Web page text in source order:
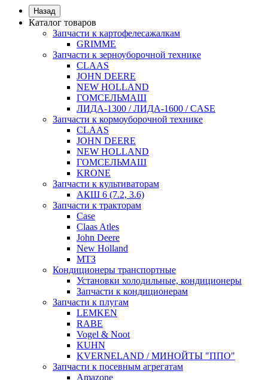
Назад
Каталог товаров
Запчасти к картофелесажалкам
GRIMME
Запчасти к зерноуборочной технике
CLAAS
JOHN DEERE
NEW HOLLAND
ГОМСЕЛЬМАШ
ЛИДА-1300 / ЛИДА-1600 / CASE
Запчасти к кормоуборочной технике
CLAAS
JOHN DEERE
NEW HOLLAND
ГОМСЕЛЬМАШ
KRONE
Запчасти к культиваторам
АКШ 6 (7.2, 3.6)
Запчасти к тракторам
Case
Claas Atles
John Deere
New Holland
МТЗ
Кондиционеры транспортные
Установки холодильные, кондиционеры
Запчасти к кондиционерам
Запчасти к плугам
LEMKEN
RABE
Vogel & Noot
KUHN
KVERNELAND / МИНОЙТЫ "ППО"
Запчасти к посевным агрегатам
Amazone